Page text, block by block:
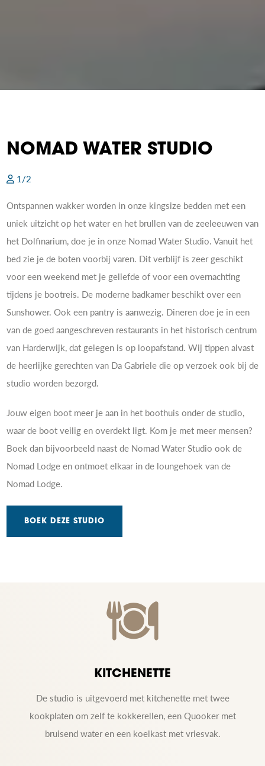
NOMAD WATER STUDIO
1/2
Ontspannen wakker worden in onze kingsize bedden met een
uniek uitzicht op het water en het brullen van de zeeleeuwen van
het Dolfinarium, doe je in onze Nomad Water Studio. Vanuit het
bed zie je de boten voorbij varen. Dit verblijf is zeer geschikt
voor een weekend met je geliefde of voor een overnachting
tijdens je bootreis. De moderne badkamer beschikt over een
Sunshower. Ook een pantry is aanwezig. Dineren doe je in een
van de goed aangeschreven restaurants in het historisch centrum
van Harderwijk, dat gelegen is op loopafstand. Wij tippen alvast
de heerlijke gerechten van Da Gabriele die op verzoek ook bij de
studio worden bezorgd.
Jouw eigen boot meer je aan in het boothuis onder de studio,
waar de boot veilig en overdekt ligt. Kom je met meer mensen?
Boek dan bijvoorbeeld naast de Nomad Water Studio ook de
Nomad Lodge en ontmoet elkaar in de loungehoek van de
Nomad Lodge.
BOEK DEZE STUDIO
KITCHENETTE
De studio is uitgevoerd met kitchenette met twee
kookplaten om zelf te kokkerellen, een Quooker met
bruisend water en een koelkast met vriesvak.